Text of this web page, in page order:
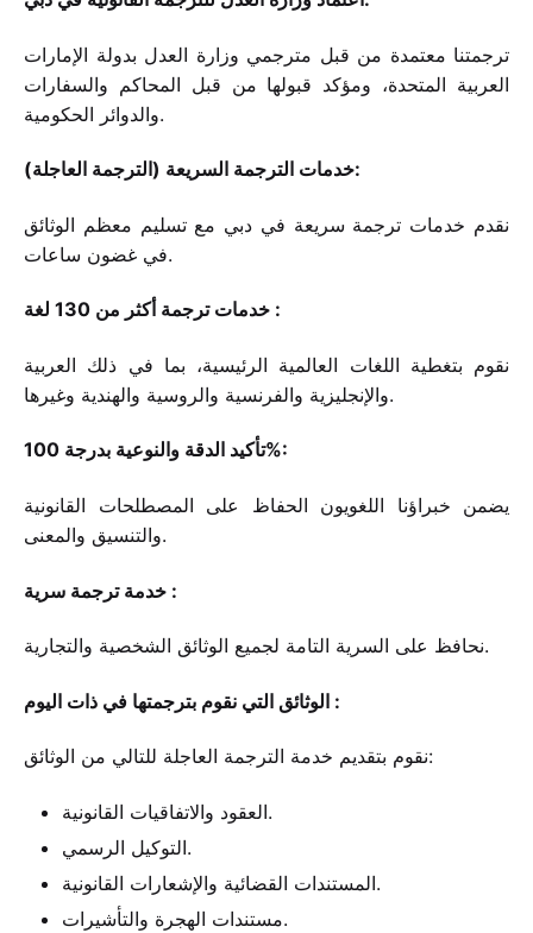
ترجمتنا معتمدة من قبل مترجمي وزارة العدل بدولة الإمارات
العربية المتحدة، ومؤكد قبولها من قبل المحاكم والسفارات
والدوائر الحكومية.
خدمات الترجمة السريعة (الترجمة العاجلة):
نقدم خدمات ترجمة سريعة في دبي مع تسليم معظم الوثائق
في غضون ساعات.
خدمات ترجمة أكثر من 130 لغة :
نقوم بتغطية اللغات العالمية الرئيسية، بما في ذلك العربية
والإنجليزية والفرنسية والروسية والهندية وغيرها.
تأكيد الدقة والنوعية بدرجة 100%:
يضمن خبراؤنا اللغويون الحفاظ على المصطلحات القانونية
والتنسيق والمعنى.
خدمة ترجمة سرية :
نحافظ على السرية التامة لجميع الوثائق الشخصية والتجارية.
الوثائق التي نقوم بترجمتها في ذات اليوم :
نقوم بتقديم خدمة الترجمة العاجلة للتالي من الوثائق:
العقود والاتفاقيات القانونية.
التوكيل الرسمي.
المستندات القضائية والإشعارات القانونية.
مستندات الهجرة والتأشيرات.